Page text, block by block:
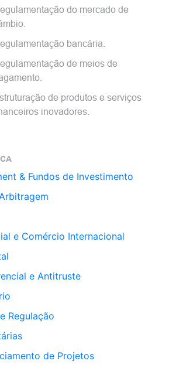
do mercado de
bancária.
de meios de
de produtos e serviços
inovadores.
& Fundos de Investimento
e Comércio Internacional
e Antitruste
Regulação
de Projetos